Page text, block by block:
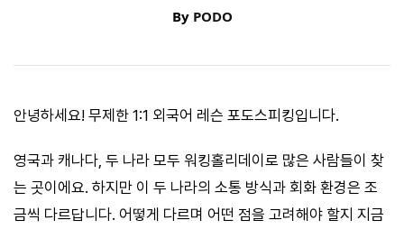
By PODO
안녕하세요! 무제한 1:1 외국어 레슨 포도스피킹입니다.
영국과 캐나다, 두 나라 모두 워킹홀리데이로 많은 사람들이 찾
는 곳이에요. 하지만 이 두 나라의 소통 방식과 회화 환경은 조
금씩 다르답니다. 어떻게 다르며 어떤 점을 고려해야 할지 지금